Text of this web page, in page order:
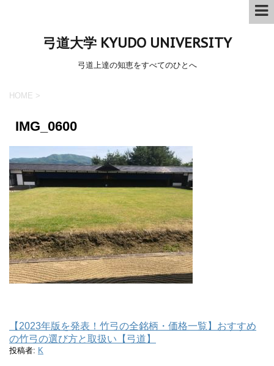
弓道大学 KYUDO UNIVERSITY
弓道上達の知恵をすべてのひとへ
HOME >
IMG_0600
【2023年版を発表！竹弓の全銘柄・価格一覧】おすすめ
の竹弓の選び方と取扱い【弓道】
投稿者: K